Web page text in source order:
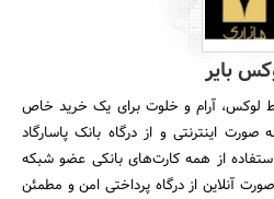
بایر
لوکس، آرام و خلوت برای یک خرید خاص
اینترنتی و از درگاه بانک پاسارگاد
از همه کارت‏‌های بانکی عضو شبکه
آنلاین از درگاه پرداختی امن و مطمئن